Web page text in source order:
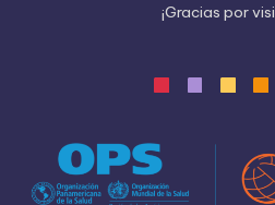
¡Gracias porvisi